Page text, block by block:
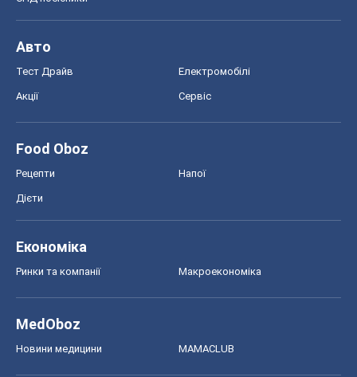
Авто
Тест Драйв Електромобілі
Акції Сервіс
Food Oboz
Рецепти Напої
Дієти
Економіка
Ринки та компанії Макроекономіка
MedOboz
Новини медицини MAMACLUB